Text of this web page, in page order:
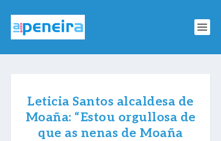
Leticia Santos alcaldesa de
Moaña: “Estou orgullosa de
que as nenas de Moaña